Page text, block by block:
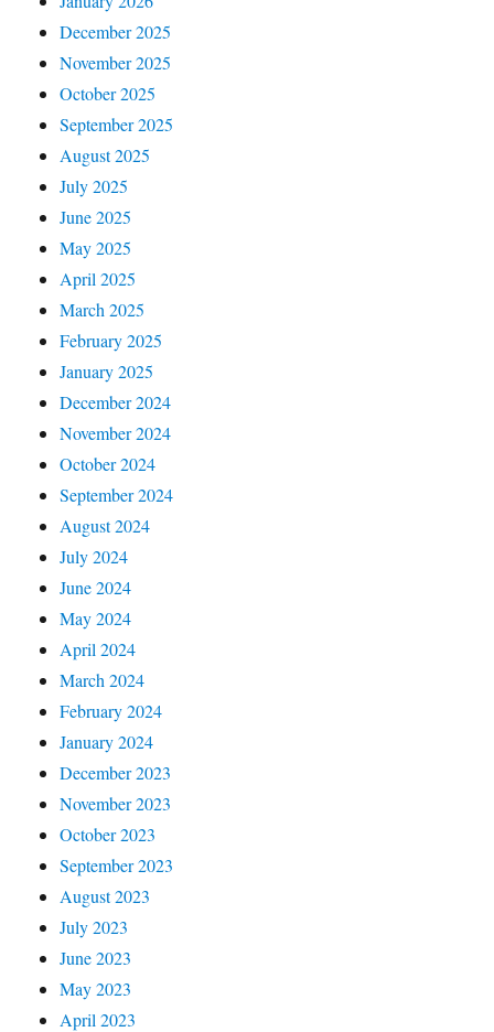
December 2025
November 2025
October 2025
September 2025
August 2025
July 2025
June 2025
May 2025
April 2025
March 2025
February 2025
January 2025
December 2024
November 2024
October 2024
September 2024
August 2024
July 2024
June 2024
May 2024
April 2024
March 2024
February 2024
January 2024
December 2023
November 2023
October 2023
September 2023
August 2023
July 2023
June 2023
May 2023
April 2023